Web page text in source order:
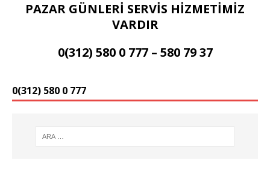
PAZAR GÜNLERİ SERVİS HİZMETİMİZ
VARDIR
0(312) 580 0 777 – 580 79 37
0(312) 580 0 777